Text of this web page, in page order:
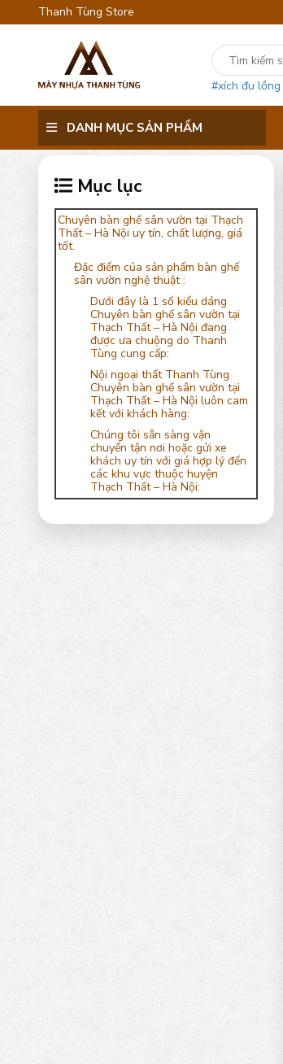
Thanh Tùng Store
#xích đu lồng
DANH MỤC SẢN PHẨM
Mục lục
Chuyên bàn ghế sân vườn tại Thạch
Thất – Hà Nội uy tín, chất lượng, giá
tốt.
Đặc điểm của sản phẩm bàn ghế
sân vườn nghệ thuật :
Dưới đây là 1 số kiểu dáng
Chuyên bàn ghế sân vườn tại
Thạch Thất – Hà Nội đang
được ưa chuộng do Thanh
Tùng cung cấp:
Nội ngoại thất Thanh Tùng
Chuyên bàn ghế sân vườn tại
Thạch Thất – Hà Nội luôn cam
kết với khách hàng:
Chúng tôi sẵn sàng vận
chuyển tận nơi hoặc gửi xe
khách uy tín với giá hợp lý đến
các khu vực thuộc huyện
Thạch Thất – Hà Nội: